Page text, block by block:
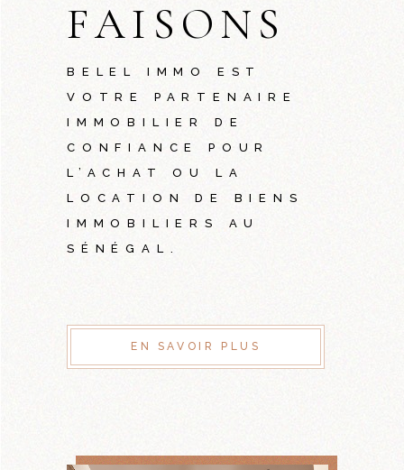
FAISONS
BELEL IMMO EST
VOTRE PARTENAIRE
IMMOBILIER DE
CONFIANCE POUR
L’ACHAT OU LA
LOCATION DE BIENS
IMMOBILIERS AU
SÉNÉGAL.
EN SAVOIR PLUS